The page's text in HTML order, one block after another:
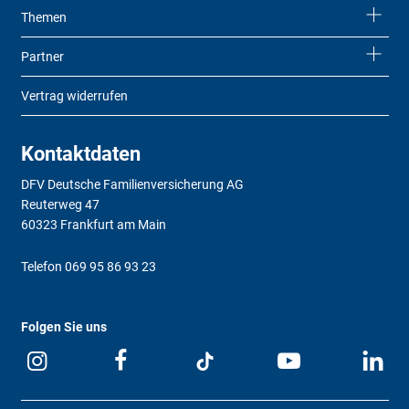
Themen
Partner
Vertrag widerrufen
Kontaktdaten
DFV Deutsche Familienversicherung AG
Reuterweg 47
60323 Frankfurt am Main
Telefon 069 95 86 93 23
Folgen Sie uns